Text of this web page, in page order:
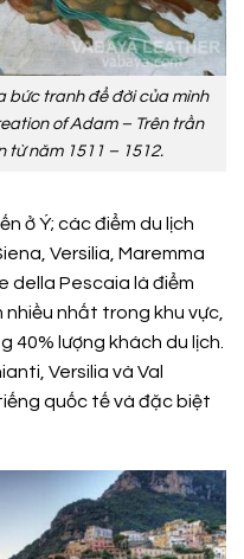
bức tranh để đời của mình
of Adam – Trên trần
từ năm 1511 – 1512.
ở Ý; các điểm du lịch
Versilia, Maremma
della Pescaia là điểm
nhất trong khu vực,
40% lượng khách du lịch.
Versilia và Val
quốc tế và đặc biệt